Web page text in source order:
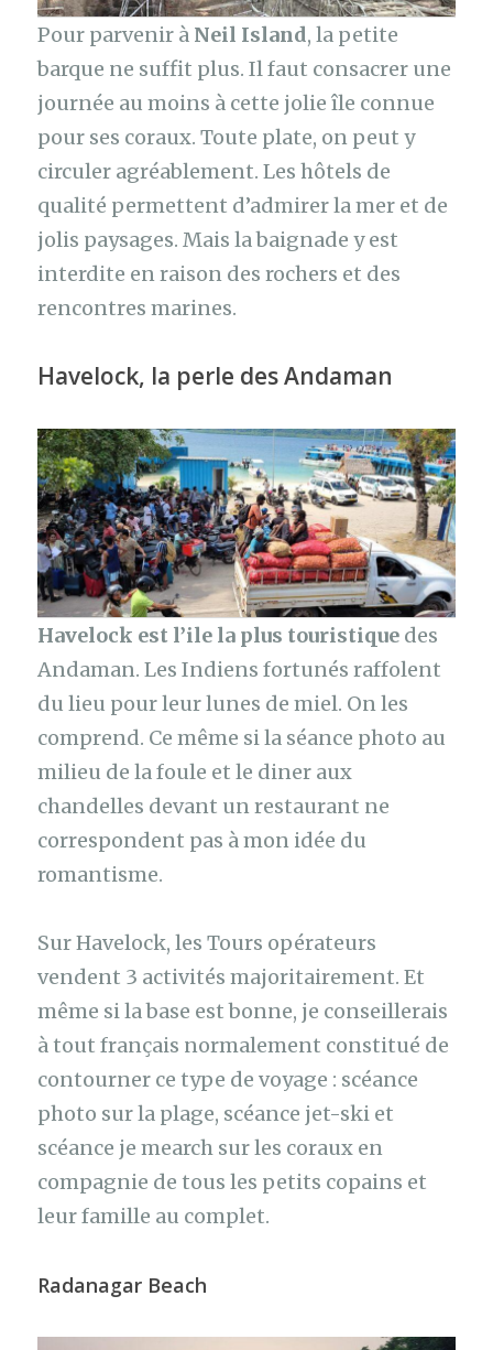
Pour parvenir à Neil Island, la petite
barque ne suffit plus. Il faut consacrer une
journée au moins à cette jolie île connue
pour ses coraux. Toute plate, on peut y
circuler agréablement. Les hôtels de
qualité permettent d’admirer la mer et de
jolis paysages. Mais la baignade y est
interdite en raison des rochers et des
rencontres marines.
Havelock, la perle des Andaman
Havelock est l’ile la plus touristique des
Andaman. Les Indiens fortunés raffolent
du lieu pour leur lunes de miel. On les
comprend. Ce même si la séance photo au
milieu de la foule et le diner aux
chandelles devant un restaurant ne
correspondent pas à mon idée du
romantisme.
Sur Havelock, les Tours opérateurs
vendent 3 activités majoritairement. Et
même si la base est bonne, je conseillerais
à tout français normalement constitué de
contourner ce type de voyage : scéance
photo sur la plage, scéance jet-ski et
scéance je mearch sur les coraux en
compagnie de tous les petits copains et
leur famille au complet.
Radanagar Beach